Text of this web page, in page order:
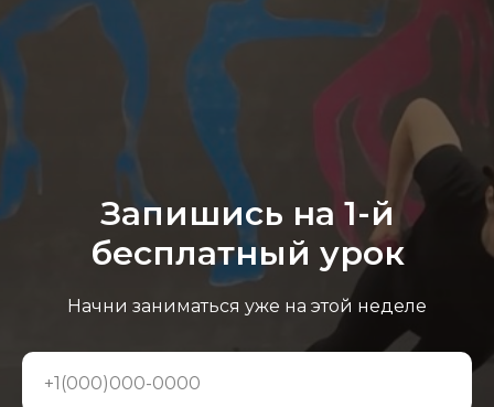
Запишись на 1-й
бесплатный урок
Начни заниматься уже на этой неделе